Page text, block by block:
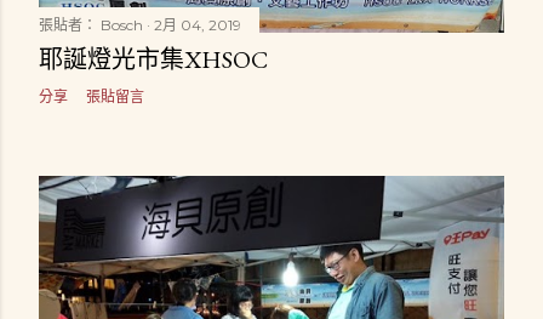
張貼者： Bosch 2月 04, 2019
耶誕燈光市集XHSOC
分享 張貼留言